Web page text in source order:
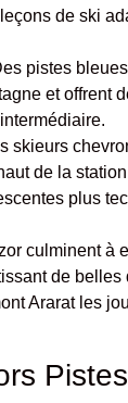
de ski
pistes
et offrent
skieurs
de la
plus
culminent à
de
Ararat les
Pistes